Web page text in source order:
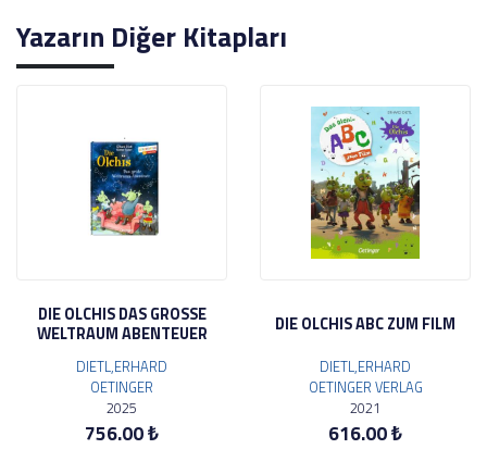
Yazarın Diğer Kitapları
DIE OLCHIS DAS GROSSE
WELTRAUM ABENTEUER
DIETL,ERHARD
OETINGER
2025
756.00 ₺
DIE OLCHIS ABC ZUM FILM
DIETL,ERHARD
OETINGER VERLAG
2021
616.00 ₺